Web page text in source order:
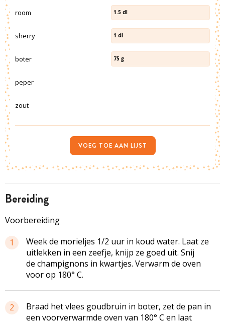
bereiding
Voorbereiding
1
Week de morieljes 1/2 uur in koud water. Laat ze
uitlekken in een zeefje, knijp ze goed uit. Snij
de champignons in kwartjes. Verwarm de oven
voor op 180° C.
2
Braad het vlees goudbruin in boter, zet de pan in
een voorverwarmde oven van 180° C en laat
room 1.5 dl
sherry 1 dl
boter 75 g
peper
zout
VOEG TOE AAN LIJST